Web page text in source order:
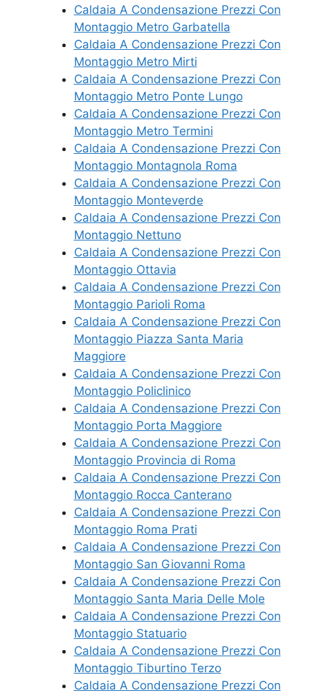
Caldaia A Condensazione Prezzi Con
Montaggio Metro Garbatella
Caldaia A Condensazione Prezzi Con
Montaggio Metro Mirti
Caldaia A Condensazione Prezzi Con
Montaggio Metro Ponte Lungo
Caldaia A Condensazione Prezzi Con
Montaggio Metro Termini
Caldaia A Condensazione Prezzi Con
Montaggio Montagnola Roma
Caldaia A Condensazione Prezzi Con
Montaggio Monteverde
Caldaia A Condensazione Prezzi Con
Montaggio Nettuno
Caldaia A Condensazione Prezzi Con
Montaggio Ottavia
Caldaia A Condensazione Prezzi Con
Montaggio Parioli Roma
Caldaia A Condensazione Prezzi Con
Montaggio Piazza Santa Maria
Maggiore
Caldaia A Condensazione Prezzi Con
Montaggio Policlinico
Caldaia A Condensazione Prezzi Con
Montaggio Porta Maggiore
Caldaia A Condensazione Prezzi Con
Montaggio Provincia di Roma
Caldaia A Condensazione Prezzi Con
Montaggio Rocca Canterano
Caldaia A Condensazione Prezzi Con
Montaggio Roma Prati
Caldaia A Condensazione Prezzi Con
Montaggio San Giovanni Roma
Caldaia A Condensazione Prezzi Con
Montaggio Santa Maria Delle Mole
Caldaia A Condensazione Prezzi Con
Montaggio Statuario
Caldaia A Condensazione Prezzi Con
Montaggio Tiburtino Terzo
Caldaia A Condensazione Prezzi Con